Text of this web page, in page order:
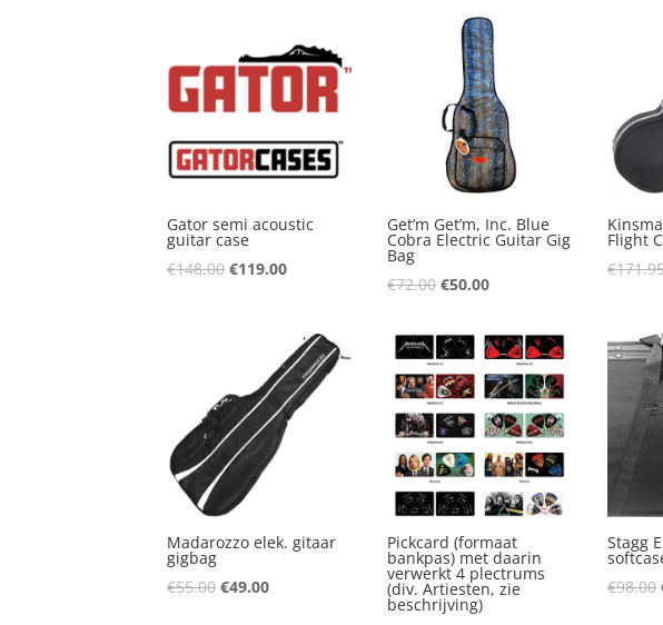
Gator semi acoustic
guitar case
€148.00 Oorspronkelijke
€119.00Huidige
€119.00.
Get’m Get’m, Inc. Blue
Cobra Electric Guitar Gig
Bag
€72.00 Oorspronkelijke
was:
€72.00.
€50.00Huidige
is:
€50.00.
Flight
€
Madarozzo elek. gitaar
gigbag
€55.00 Oorspronkelijke
€49.00Huidige
Pickcard (formaat
bankpas) met daarin
verwerkt 4 plectrums
(div. Artiesten, zie
beschrijving)
Stagg
€98.00